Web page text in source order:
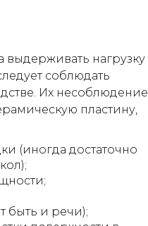
выдерживать нагрузку
соблюдать
Их несоблюдение
пластину,
(иногда достаточно
быть и речи);